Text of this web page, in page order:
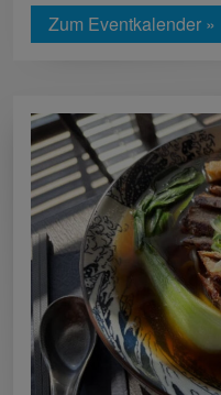
Zum Eventkalender »